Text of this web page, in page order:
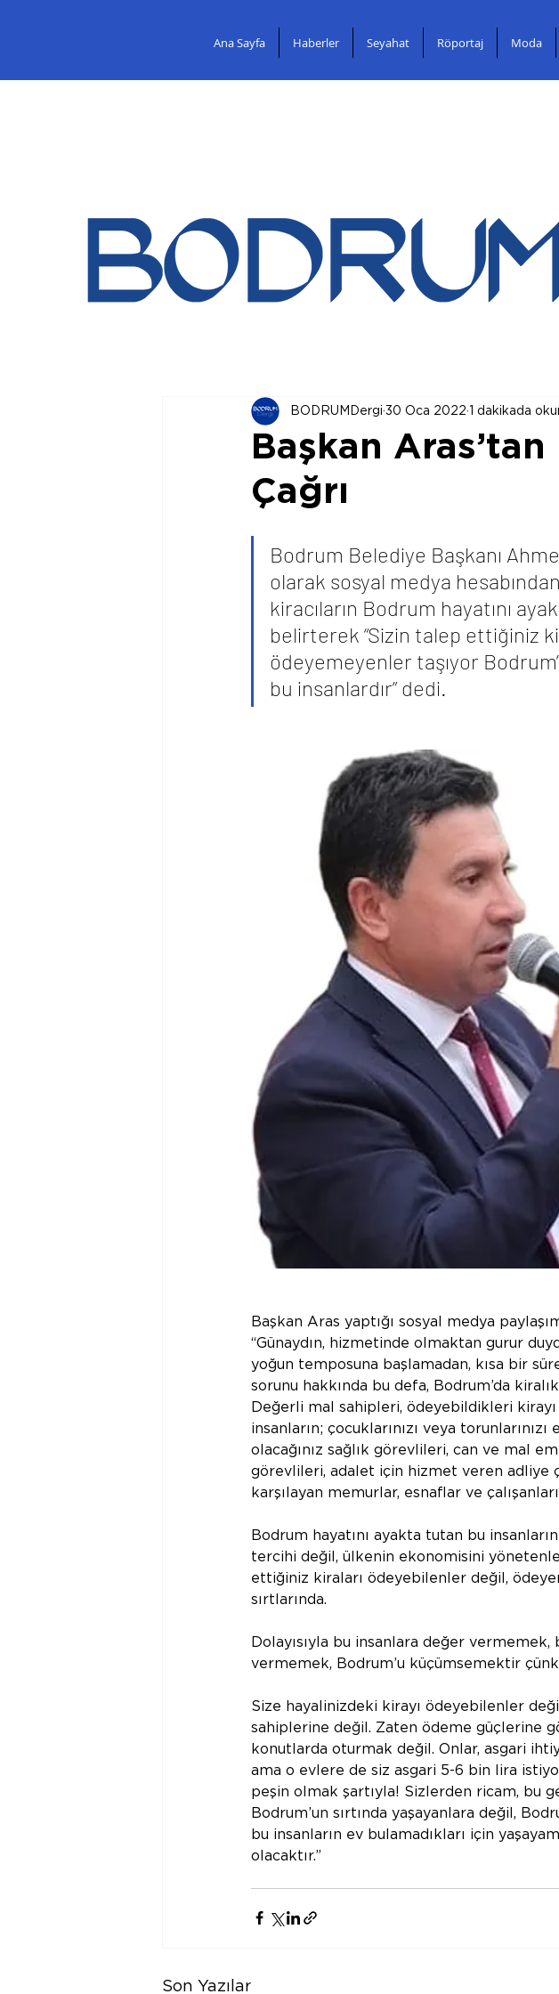
Ana Sayfa Haberler Seyahat Röportaj Moda
Başkan
Çağrı
BODRUMDergi 30 Oca 2022 1 dakikada
Bodrum Belediye Başkanı
olarak sosyal medya
kiracıların Bodrum hayatını
belirterek “Sizin talep ettiğiniz
ödeyemeyenler taşıyor
bu insanlardır” dedi.
Başkan Aras yaptığı sosyal medya
“Günaydın, hizmetinde olmaktan gurur
yoğun temposuna başlamadan, kısa bir
sorunu hakkında bu defa, Bodrum’da
Değerli mal sahipleri, ödeyebildikleri
insanların; çocuklarınızı veya
olacağınız sağlık görevlileri, can ve mal
görevlileri, adalet için hizmet veren adliye
karşılayan memurlar, esnaflar ve
Bodrum hayatını ayakta tutan bu
tercihi değil, ülkenin ekonomisini
ettiğiniz kiraları ödeyebilenler değil,
sırtlarında.
Dolayısıyla bu insanlara değer
vermemek, Bodrum’u küçümsemektir
Size hayalinizdeki kirayı ödeyebilenler
sahiplerine değil. Zaten ödeme güçlerine
konutlarda oturmak değil. Onlar, asgari
ama o evlere de siz asgari 5-6 bin lira
peşin olmak şartıyla! Sizlerden ricam, bu
Bodrum’un sırtında yaşayanlara değil,
bu insanların ev bulamadıkları için
olacaktır.”
Son Yazılar